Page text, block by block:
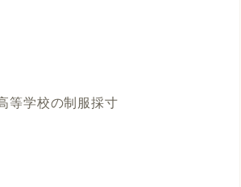
等学校の制服採寸